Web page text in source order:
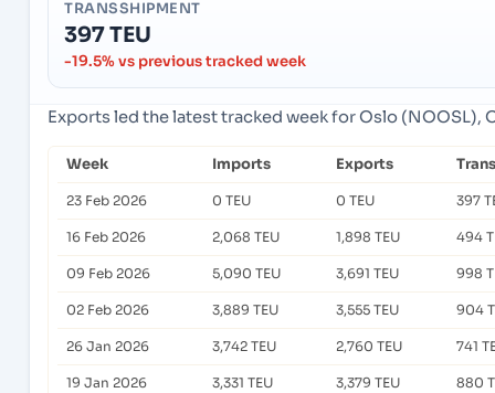
TRANSSHIPMENT
397 TEU
-19.5% vs previous tracked week
Exports led the latest tracked week for Oslo (NOOSL),
Week Imports Exports
23 Feb 2026 0 TEU 0 TEU 397
16 Feb 2026 2,068 TEU 1,898 TEU 494
09 Feb 2026 5,090 TEU 3,691 TEU 998
02 Feb 2026 3,889 TEU 3,555 TEU 904
26 Jan 2026 3,742 TEU 2,760 TEU 741
19 Jan 2026 3,331 TEU 3,379 TEU 880